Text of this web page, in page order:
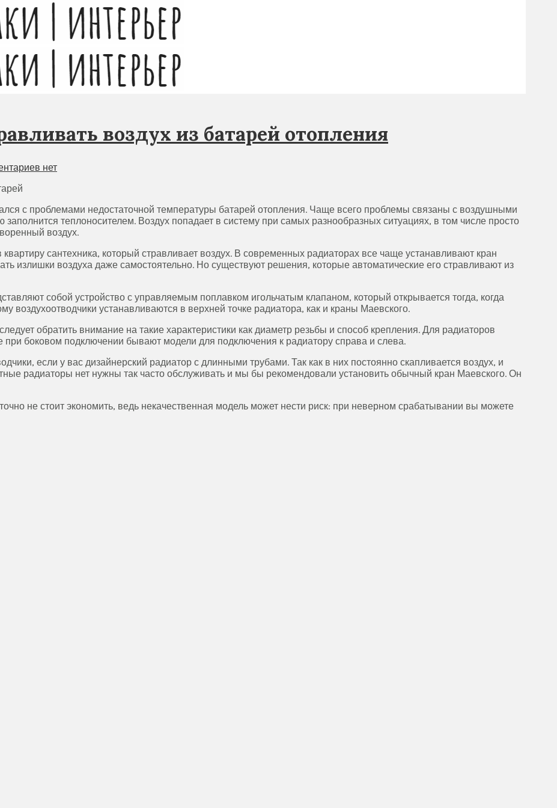
воздух из батарей отопления
нет
с проблемами недостаточной температуры батарей отопления. Чаще всего проблемы связаны с воздушными
теплоносителем. Воздух попадает в систему при самых разнообразных ситуациях, в том числе просто
воздух.
сантехника, который стравливает воздух. В современных радиаторах все чаще устанавливают кран
излишки воздуха даже самостоятельно. Но существуют решения, которые автоматические его стравливают из
собой устройство с управляемым поплавком игольчатым клапаном, который открывается тогда, когда
воздухоотводчики устанавливаются в верхней точке радиатора, как и краны Маевского.
обратить внимание на такие характеристики как диаметр резьбы и способ крепления. Для радиаторов
при боковом подключении бывают модели для подключения к радиатору справа и слева.
если у вас дизайнерский радиатор с длинными трубами. Так как в них постоянно скапливается воздух, и
радиаторы нет нужны так часто обслуживать и мы бы рекомендовали установить обычный кран Маевского. Он
не стоит экономить, ведь некачественная модель может нести риск: при неверном срабатывании вы можете